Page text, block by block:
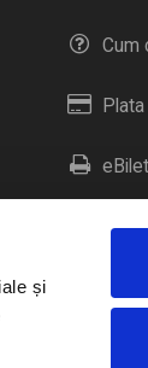
și
Cum